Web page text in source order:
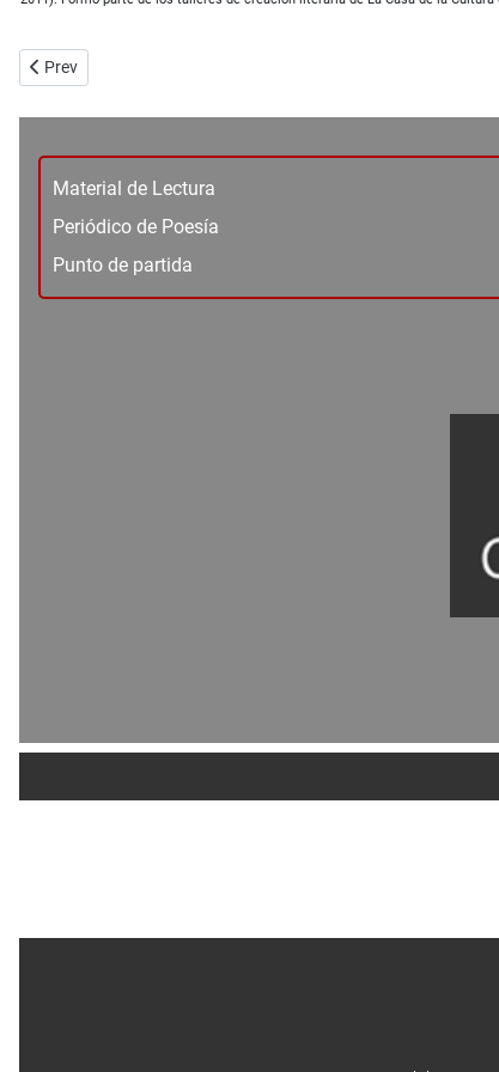
Material de Lectura
Periódico de Poesía
Punto de partida
Previous article: Hershlag - Luis Alberto Bravo
Prev